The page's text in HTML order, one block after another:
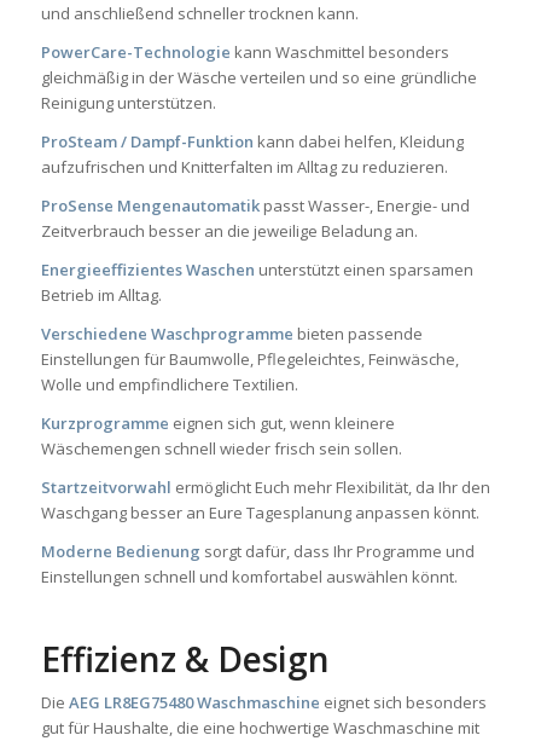
und anschließend schneller trocknen kann.
PowerCare-Technologie kann Waschmittel besonders
gleichmäßig in der Wäsche verteilen und so eine gründliche
Reinigung unterstützen.
ProSteam / Dampf-Funktion kann dabei helfen, Kleidung
aufzufrischen und Knitterfalten im Alltag zu reduzieren.
ProSense Mengenautomatikpasst Wasser-, Energie- und
Zeitverbrauch besser an die jeweilige Beladung an.
Energieeffizientes Waschen unterstützt einen sparsamen
Betrieb im Alltag.
Verschiedene Waschprogramme bieten passende
Einstellungen für Baumwolle, Pflegeleichtes, Feinwäsche,
Wolle und empfindlichere Textilien.
Kurzprogramme eignen sich gut, wenn kleinere
Wäschemengen schnell wieder frisch sein sollen.
Startzeitvorwahl ermöglicht Euch mehr Flexibilität, da Ihr den
Waschgang besser an Eure Tagesplanung anpassen könnt.
Moderne Bedienung sorgt dafür, dass Ihr Programme und
Einstellungen schnell und komfortabel auswählen könnt.
Effizienz & Design
Die AEG LR8EG75480 Waschmaschine eignet sich besonders
gut für Haushalte, die eine hochwertige Waschmaschine mit